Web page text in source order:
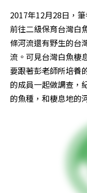
2017年12月28日，
前往二級保育台灣白
條河流還有野生的台
流。可見台灣白魚棲
要跟著彭老師所培養
的成員一起做調查，
的魚種，和棲息地的